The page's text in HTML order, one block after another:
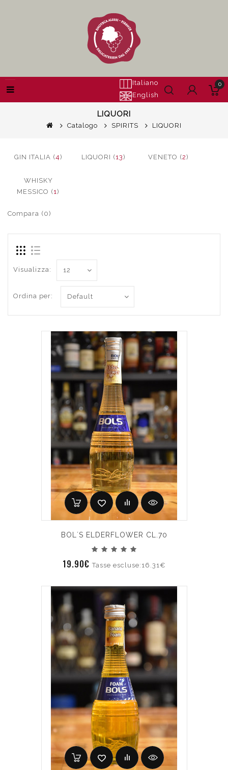
Italiano
English
0
LIQUORI
Catalogo SPIRITS LIQUORI
GIN ITALIA (4) LIQUORI (13) VENETO (2)
WHISKY
MESSICO (1)
Compara (0)
Visualizza:
Ordina per:
BOL´S ELDERFLOWER CL.70
19.90€Tasse escluse:16.31€